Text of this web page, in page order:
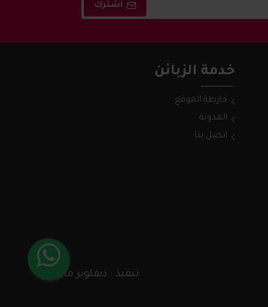
اشترك
خدمة الزبائن
خارطة الموقع
المدونة
اتصل بنا
تنفيذ : ديفلوبر مان